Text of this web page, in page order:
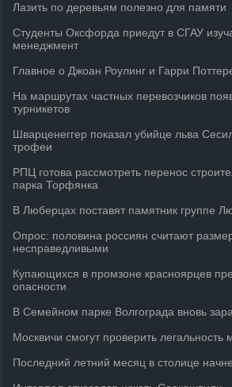
Лазить по деревьям полезно для памяти
Студенты Оксфорда приедут в СГАУ
менеджмент
Главное о Джоан Роулинг и Гарри
На маршрутах частных перевозчиков
турникетов
Шварценеггер показал убийце льва
трофеи
РПЦ готова рассмотреть перенос
парка Торфянка
В Люберцах поставят памятник группе
Опрос: половина россиян считают
несправедливыми
Купающихся в промзоне красноярцев
опасности
В Семейном парке Волгограда вновь
Москвичи смогут проверить легальность
Последний летний месяц в столице